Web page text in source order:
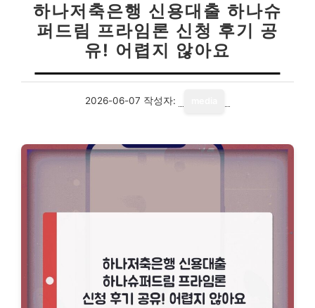
하나저축은행 신용대출 하나슈
퍼드림 프라임론 신청 후기 공
유! 어렵지 않아요
2026-06-07 작성자: